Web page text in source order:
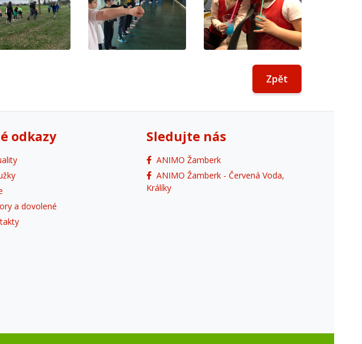
Zpět
odkazy
a dovolené
Sledujte nás
ANIMO Žamberk
ANIMO Žamberk - Červená Voda,
Králíky